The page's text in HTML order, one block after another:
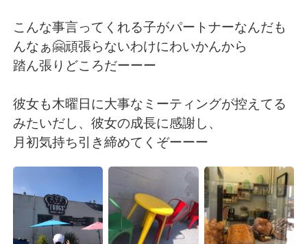
こんな事言ってくれる子がパートナーなんだも
んなぁ🤗頑張らないわけにわいかんから
踏ん張りどころだーーー
彼女も木曜日に大事なミーティングが控えてる
みたいだし、彼女の成長に感謝し、
月初気持ち引き締めてくぞーーー